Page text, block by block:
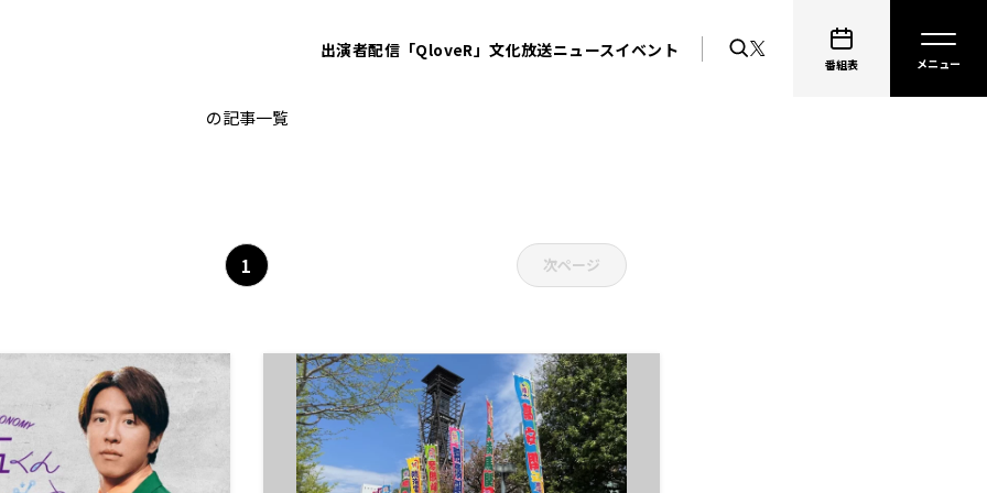
出演者配信「QloveR」文化放送ニュースイベント
番組表
能登半島地震
の記事一覧
1 次ページ